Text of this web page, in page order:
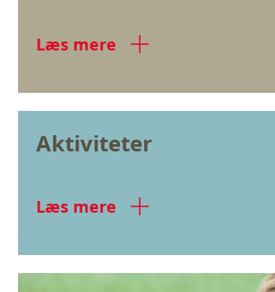
Læs mere
Aktiviteter
Læs mere